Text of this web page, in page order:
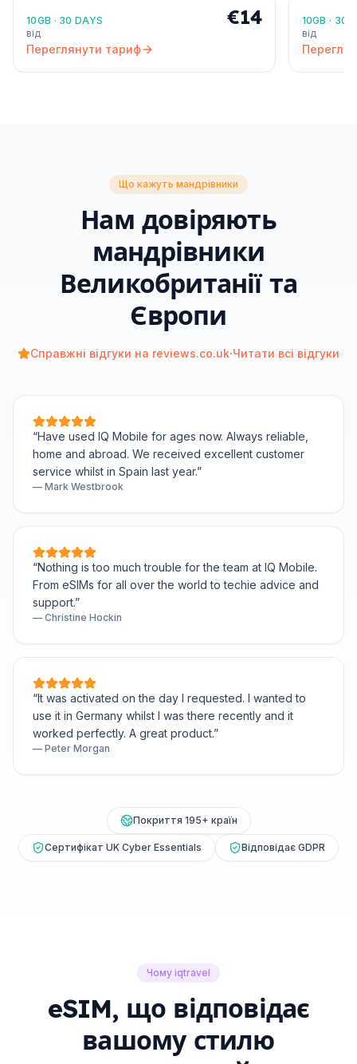
🇺🇸
10GB · 30 DAYS
від
€14
Переглянути тариф
🇯🇵
10GB · 30
від
Що кажуть мандрівники
Нам довіряють
мандрівники
Великобританії та
Європи
Справжні відгуки на reviews.co.uk·Читати всі відгуки
“Have used IQ Mobile for ages now. Always reliable,
home and abroad. We received excellent customer
service whilst in Spain last year.”
— Mark Westbrook
“Nothing is too much trouble for the team at IQ Mobile.
From eSIMs for all over the world to techie advice and
support.”
— Christine Hockin
“It was activated on the day I requested. I wanted to
use it in Germany whilst I was there recently and it
worked perfectly. A great product.”
— Peter Morgan
Покриття 195+ країн
Сертифікат UK Cyber Essentials Відповідає GDPR
Чому iqtravel
eSIM, що відповідає
вашому стилю